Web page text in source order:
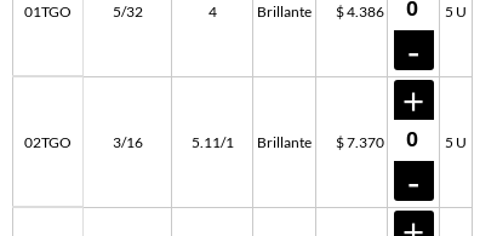
01TGO 5/32 4 Brillante $ 4.386 5 U
02TGO 3/16 5.11/1 Brillante $ 7.370 5 U